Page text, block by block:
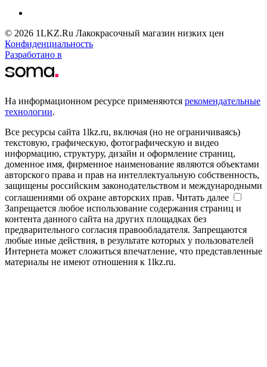
© 2026 1LKZ.Ru Лакокрасочный магазин низких цен
Конфиденциальность
Разработано в
На информационном ресурсе применяются рекомендательные
технологии.
Все ресурсы сайта 1lkz.ru, включая (но не ограничиваясь)
текстовую, графическую, фотографическую и видео
информацию, структуру, дизайн и оформление страниц,
доменное имя, фирменное наименование являются объектами
авторского права и прав на интеллектуальную собственность,
защищены российским законодательством и международными
соглашениями об охране авторских прав. Читать далее
Запрещается любое использование содержания страниц и
контента данного сайта на других площадках без
предварительного согласия правообладателя. Запрещаются
любые иные действия, в результате которых у пользователей
Интернета может сложиться впечатление, что представленные
материалы не имеют отношения к 1lkz.ru.